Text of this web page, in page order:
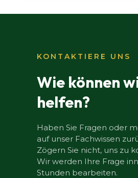
KONTAKTIERE UNS
Wie können
helfen?
Haben Sie Fragen oder
auf unser Fachwissen
Zögern Sie nicht, uns zu
Wir werden Ihre Frage
Stunden bearbeiten.